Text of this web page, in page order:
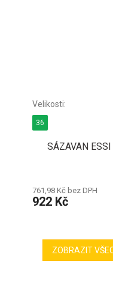
SÁZAVAN
761,98 Kč bez DPH
922 Kč
36
ZOBRAZIT